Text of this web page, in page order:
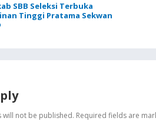
SBB Seleksi Terbuka
Tinggi Pratama Sekwan
will not be published. Required fields are